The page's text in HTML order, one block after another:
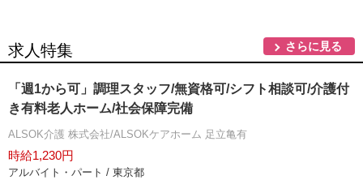
求人特集 さらに見る
「週1から可」調理スタッフ/無資格可/シフト相談可/介護付
き有料老人ホーム/社会保障完備
ALSOK介護 株式会社/ALSOKケアホーム 足立亀有
時給1,230円
アルバイト・パート / 東京都